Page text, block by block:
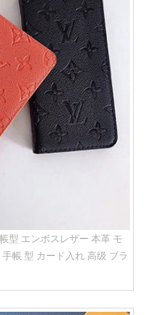
型 エンボスレザー 本革 モ
手帳 型 カード入れ 高级 ブラ
大人かわいい